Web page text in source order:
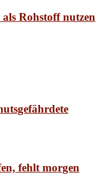
Rohstoff nutzen
fehlt morgen